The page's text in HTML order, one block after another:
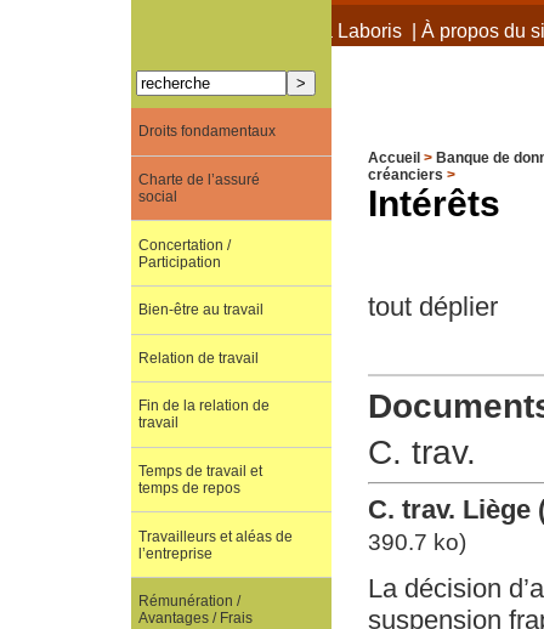
À propos de Terra Laboris| À propos du
Accueil > Banque de
créanciers >
Intérêts
tout déplier
C. trav.
C. trav. Liège
390.7 ko)
La décision
suspension
Droits fondamentaux
Charte de l’assuré
social
Concertation /
Participation
Bien-être au travail
Relation de travail
Fin de la relation de
travail
Temps de travail et
temps de repos
Travailleurs et aléas de
l’entreprise
Rémunération /
Avantages / Frais